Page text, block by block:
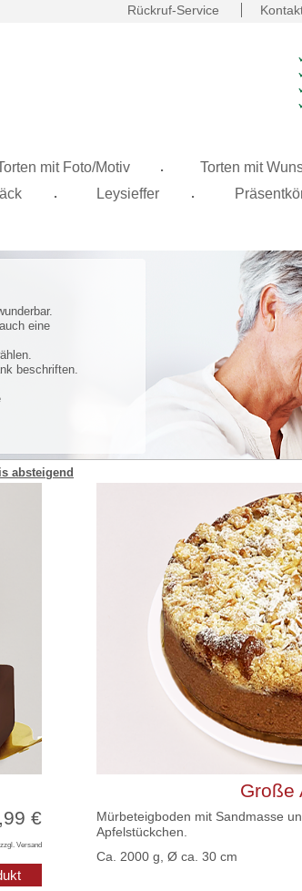
Rückruf-Service
mit Foto/Motiv . Torten mit
. Leysieffer .
eine
beschriften.
absteigend
€
Versand
Große
Mürbeteigboden mit Sandmasse
Apfelstückchen.
Ca. 2000 g, Ø ca. 30 cm